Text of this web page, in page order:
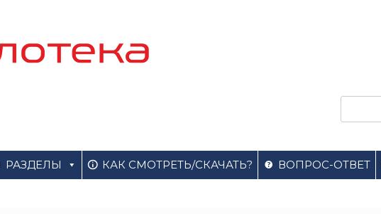
РАЗДЕЛЫ КАК СМОТРЕТЬ/СКАЧАТЬ? ВОПРОС-ОТВЕТ